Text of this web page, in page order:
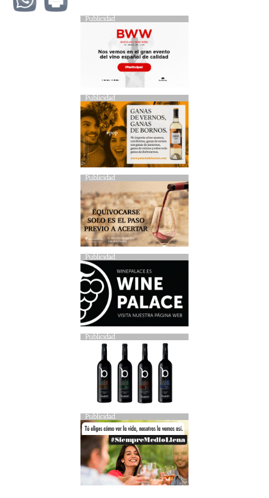
Publicidad
Publicidad
Publicidad
Publicidad
Publicidad
Publicidad